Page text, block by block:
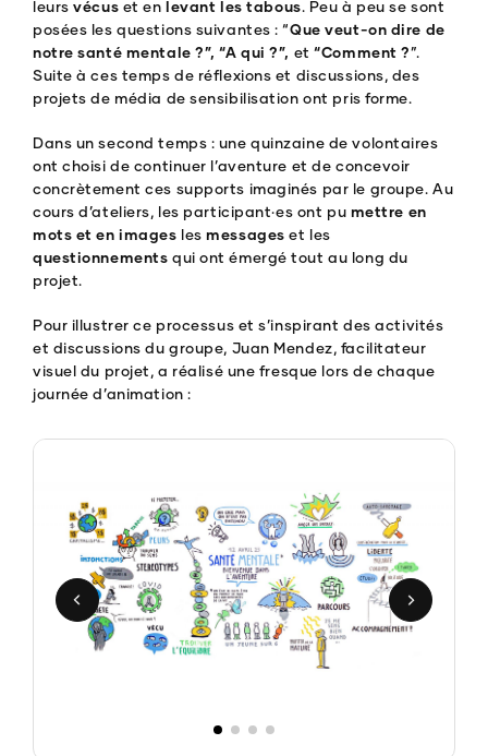
leursvécus et en levant les tabous. Peu à peu se sont
posées les questions suivantes : “Que veut-on dire de
notre santé mentale ?”, “A qui ?”, et “Comment ?”.
Suite à ces temps de réflexions et discussions, des
projets de média de sensibilisation ont pris forme.
Dans un second temps : une quinzaine de volontaires
ont choisi de continuer l’aventure et de concevoir
concrètement ces supports imaginés par le groupe. Au
cours d’ateliers, les participant·es ont pu mettre en
mots et en images lesmessageset les
questionnements qui ont émergé tout au long du
projet.
Pour illustrer ce processus et s’inspirant des activités
et discussions du groupe, Juan Mendez, facilitateur
visuel du projet, a réalisé une fresque lors de chaque
journée d’animation :